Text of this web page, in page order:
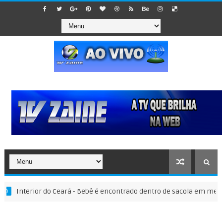
do Ceará - Bebê é encontrado dentro de sacola em meio a lixo em